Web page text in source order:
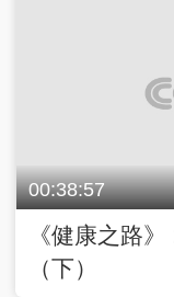
00:38:57
《健康之路
（下）